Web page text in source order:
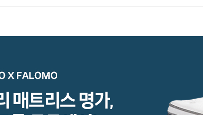
CP-U011
월 12,900 원
16,900원
월 2,900 원
신용카드 할인가